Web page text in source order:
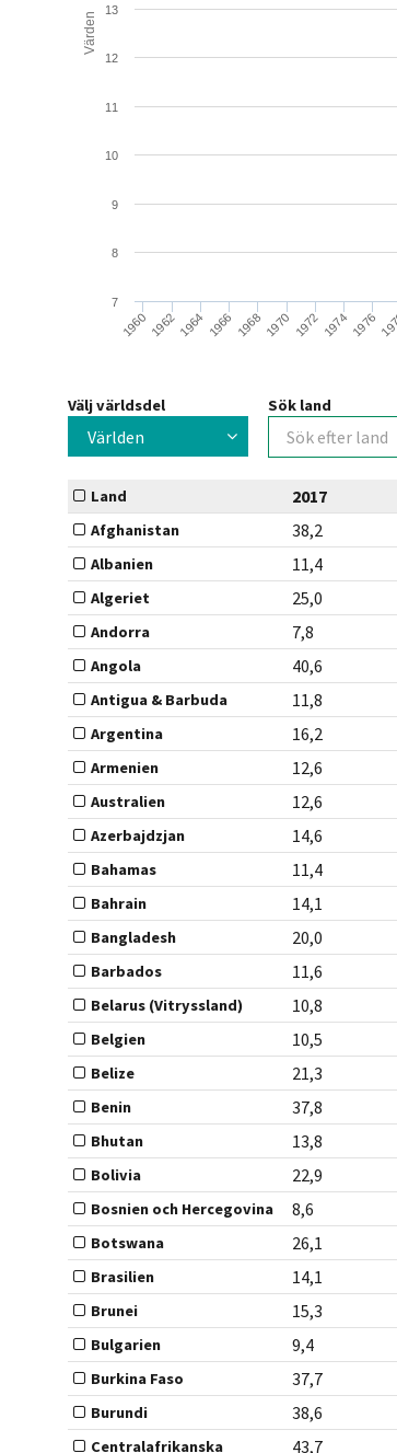
Värden
1960 19621964 1966 1968 1970 1972 1974 1976
7
8
9
10
11
12
13
Välj världsdel
Världen
Sök land
Land 2017
Afghanistan 38,2
Albanien 11,4
Algeriet 25,0
Andorra 7,8
Angola 40,6
Antigua & Barbuda 11,8
Argentina 16,2
Armenien 12,6
Australien 12,6
Azerbajdzjan 14,6
Bahamas 11,4
Bahrain 14,1
Bangladesh 20,0
Barbados 11,6
Belarus (Vitryssland) 10,8
Belgien 10,5
Belize 21,3
Benin 37,8
Bhutan 13,8
Bolivia 22,9
Bosnien och Hercegovina 8,6
Botswana 26,1
Brasilien 14,1
Brunei 15,3
Bulgarien 9,4
Burkina Faso 37,7
Burundi 38,6
Centralafrikanska
43,7